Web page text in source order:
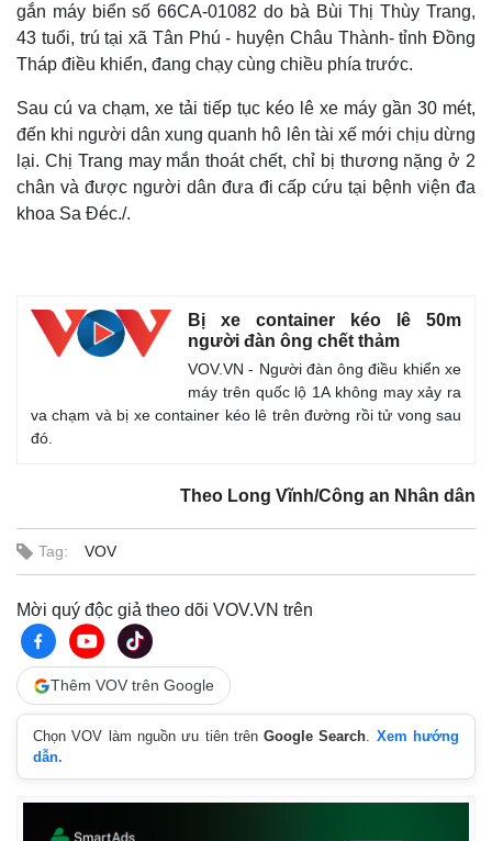
Thế giới
Quan sát
Cuộc sống đó đây
Hồ sơ
Ảnh
E-Magazine
gắn máy biển số 66CA-01082 do bà Bùi Thị Thùy Trang,
43 tuổi, trú tại xã Tân Phú - huyện Châu Thành- tỉnh Đồng
Tháp điều khiển, đang chạy cùng chiều phía trước.
Sau cú va chạm, xe tải tiếp tục kéo lê xe máy gần 30 mét,
đến khi người dân xung quanh hô lên tài xế mới chịu dừng
lại. Chị Trang may mắn thoát chết, chỉ bị thương nặng ở 2
chân và được người dân đưa đi cấp cứu tại bệnh viện đa
khoa Sa Đéc./.
Bị xe container kéo lê 50m
người đàn ông chết thảm
VOV.VN - Người đàn ông điều khiển xe
máy trên quốc lộ 1A không may xảy ra
va chạm và bị xe container kéo lê trên đường rồi tử vong sau
đó.
Theo Long Vĩnh/Công an Nhân dân
Tag: VOV
Mời quý độc giả theo dõi VOV.VN trên
Thêm VOV trên Google
Chọn VOV làm nguồn ưu tiên trênGoogle Search. Xem hướng
dẫn.